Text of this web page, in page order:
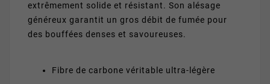
extrêmement solide et résistant. Son alésage
généreux garantit un gros débit de fumée pour
des bouffées denses et savoureuses.
Fibre de carbone véritable ultra-légère